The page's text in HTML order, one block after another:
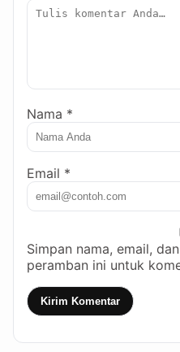
Nama *
Email *
Simpan nama, email,
peramban ini untuk
Kirim Komentar